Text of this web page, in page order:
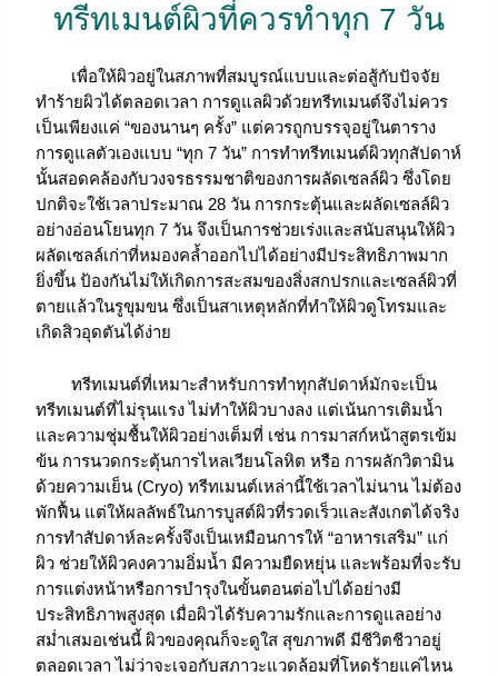
ทรีทเมนต์ผิวที่ควรทำทุก 7 วัน
เพื่อให้ผิวอยู่ในสภาพที่สมบูรณ์แบบและต่อสู้กับปัจจัย
ทำร้ายผิวได้ตลอดเวลา การดูแลผิวด้วยทรีทเมนต์จึงไม่ควร
เป็นเพียงแค่ “ของนานๆ ครั้ง” แต่ควรถูกบรรจุอยู่ในตาราง
การดูแลตัวเองแบบ “ทุก 7 วัน” การทำทรีทเมนต์ผิวทุกสัปดาห์
นั้นสอดคล้องกับวงจรธรรมชาติของการผลัดเซลล์ผิว ซึ่งโดย
ปกติจะใช้เวลาประมาณ 28 วัน การกระตุ้นและผลัดเซลล์ผิว
อย่างอ่อนโยนทุก 7 วัน จึงเป็นการช่วยเร่งและสนับสนุนให้ผิว
ผลัดเซลล์เก่าที่หมองคล้ำออกไปได้อย่างมีประสิทธิภาพมาก
ยิ่งขึ้น ป้องกันไม่ให้เกิดการสะสมของสิ่งสกปรกและเซลล์ผิวที่
ตายแล้วในรูขุมขน ซึ่งเป็นสาเหตุหลักที่ทำให้ผิวดูโทรมและ
เกิดสิวอุดตันได้ง่าย
ทรีทเมนต์ที่เหมาะสำหรับการทำทุกสัปดาห์มักจะเป็น
ทรีทเมนต์ที่ไม่รุนแรง ไม่ทำให้ผิวบางลง แต่เน้นการเติมน้ำ
และความชุ่มชื้นให้ผิวอย่างเต็มที่ เช่น การมาสก์หน้าสูตรเข้ม
ข้น การนวดกระตุ้นการไหลเวียนโลหิต หรือ การผลักวิตามิน
ด้วยความเย็น (Cryo) ทรีทเมนต์เหล่านี้ใช้เวลาไม่นาน ไม่ต้อง
พักฟื้น แต่ให้ผลลัพธ์ในการบูสต์ผิวที่รวดเร็วและสังเกตได้จริง
การทำสัปดาห์ละครั้งจึงเป็นเหมือนการให้ “อาหารเสริม” แก่
ผิว ช่วยให้ผิวคงความอิ่มน้ำ มีความยืดหยุ่น และพร้อมที่จะรับ
การแต่งหน้าหรือการบำรุงในขั้นตอนต่อไปได้อย่างมี
ประสิทธิภาพสูงสุด เมื่อผิวได้รับความรักและการดูแลอย่าง
สม่ำเสมอเช่นนี้ ผิวของคุณก็จะดูใส สุขภาพดี มีชีวิตชีวาอยู่
ตลอดเวลา ไม่ว่าจะเจอกับสภาวะแวดล้อมที่โหดร้ายแค่ไหน